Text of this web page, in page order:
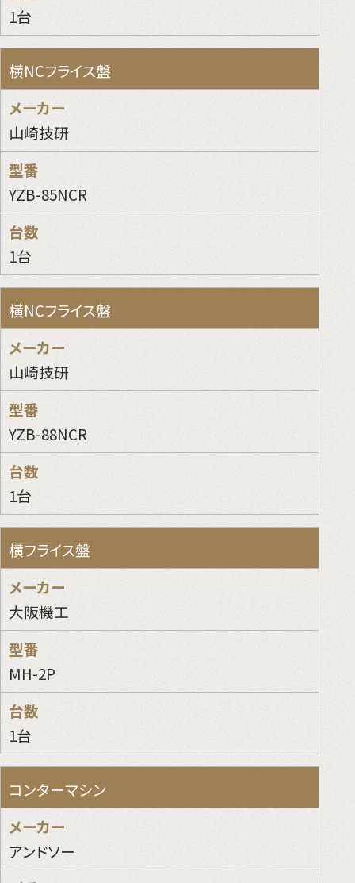
1台
横NCフライス盤
山崎技研
YZB-85NCR
1台
横NCフライス盤
山崎技研
YZB-88NCR
1台
横フライス盤
大阪機工
MH-2P
1台
コンターマシン
アンドソー